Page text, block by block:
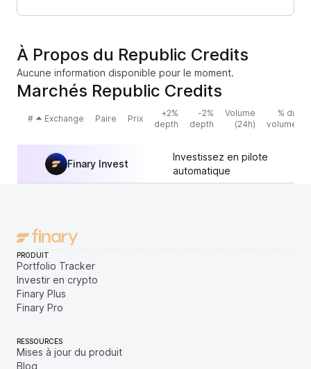
À Propos du Republic Credits
Aucune information disponible pour le moment.
Marchés Republic Credits
# Exchange Paire Prix
+2%
depth
-2%
depth
Volume
(24h)
% du
volume
Finary Invest
Investissez en pilote
automatique
PRODUIT
Portfolio Tracker
Investir en crypto
Finary Plus
Finary Pro
RESSOURCES
Mises à jour du produit
Blog